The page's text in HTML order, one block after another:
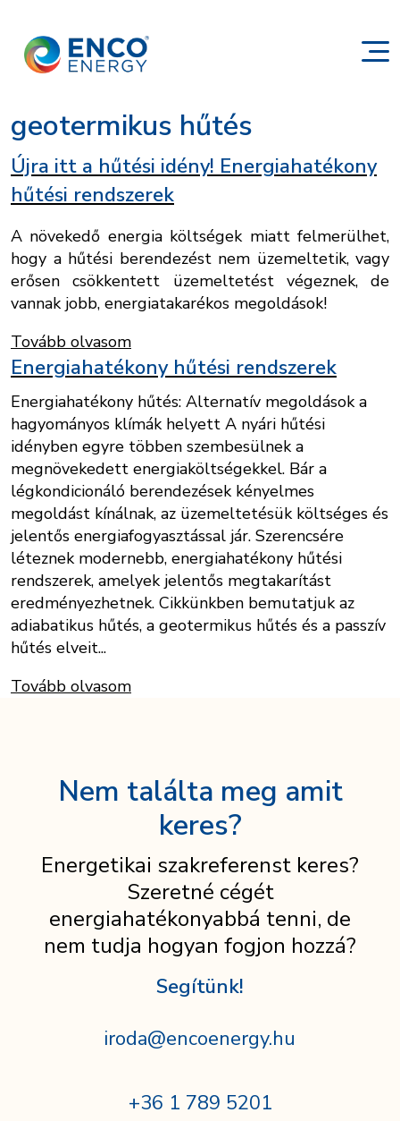
geotermikus hűtés
Újra itt a hűtési idény! Energiahatékony
hűtési rendszerek
A növekedő energia költségek miatt felmerülhet,
hogy a hűtési berendezést nem üzemeltetik, vagy
erősen csökkentett üzemeltetést végeznek, de
vannak jobb, energiatakarékos megoldások!
Tovább olvasom
Energiahatékony hűtési rendszerek
Energiahatékony hűtés: Alternatív megoldások a
hagyományos klímák helyett A nyári hűtési
idényben egyre többen szembesülnek a
megnövekedett energiaköltségekkel. Bár a
légkondicionáló berendezések kényelmes
megoldást kínálnak, az üzemeltetésük költséges és
jelentős energiafogyasztással jár. Szerencsére
léteznek modernebb, energiahatékony hűtési
rendszerek, amelyek jelentős megtakarítást
eredményezhetnek. Cikkünkben bemutatjuk az
adiabatikus hűtés, a geotermikus hűtés és a passzív
hűtés elveit...
Tovább olvasom
Nem találta meg amit
keres?
Energetikai szakreferenst keres?
Szeretné cégét
energiahatékonyabbá tenni, de
nem tudja hogyan fogjon hozzá?
Segítünk!
iroda@encoenergy.hu
+36 1 789 5201